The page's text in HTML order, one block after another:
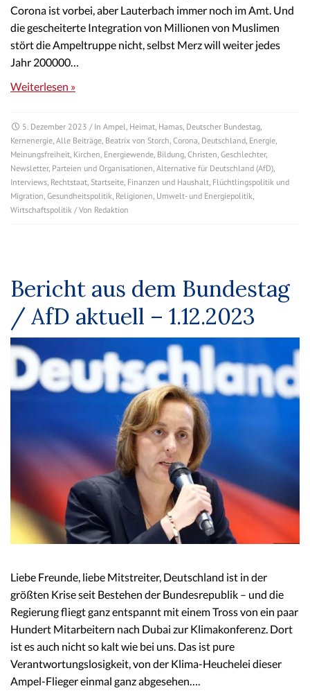
Corona ist vorbei, aber Lauterbach immer noch im Amt. Und
die gescheiterte Integration von Millionen von Muslimen
stört die Ampeltruppe nicht, selbst Merz will weiter jedes
Jahr 200000…
Weiterlesen »
5. Dezember 2023 / In Ampel Heimat Hamas Deutscher Bundestag
Kernenergie Alle Beiträge Beatrix von Storch Corona Deutschland Energie
Meinungsfreiheit Kirchen Energiewende Bildung Christen Geschlechter,
Newsletter, Parteien und Organisationen Alternative für Deutschland (AfD)
Interviews Rechtstaat Startseite Finanzen und Haushalt Flüchtlingspolitik und
Migration Gesundheitspolitik Religionen Umwelt- und Energiepolitik
Wirtschaftspolitik / Von Redaktion
Bericht aus dem Bundestag
/ AfD aktuell – 1.12.2023
Liebe Freunde, liebe Mitstreiter, Deutschland ist in der
größten Krise seit Bestehen der Bundesrepublik – und die
Regierung fliegt ganz entspannt mit einem Tross von ein paar
Hundert Mitarbeitern nach Dubai zur Klimakonferenz. Dort
ist es auch nicht so kalt wie bei uns. Das ist pure
Verantwortungslosigkeit, von der Klima-Heuchelei dieser
Ampel-Flieger einmal ganz abgesehen….